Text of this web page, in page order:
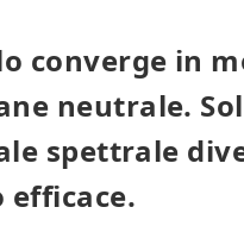
converge in
neutrale.
spettrale